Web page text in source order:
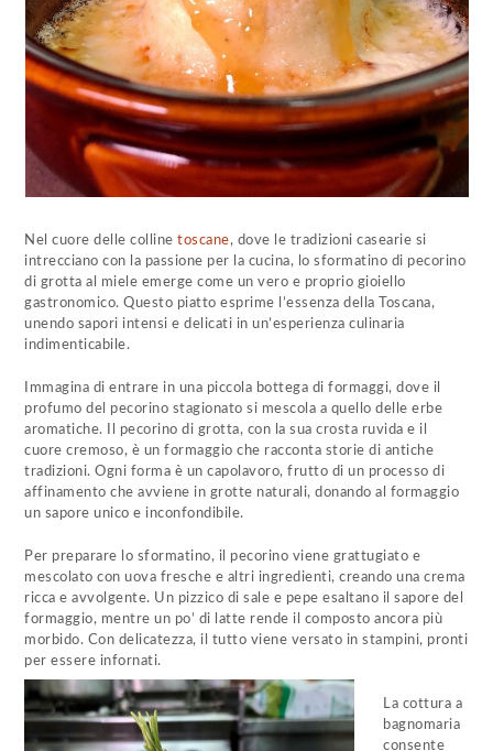
Nel cuore delle collinetoscane, dove le tradizioni casearie si
intrecciano con la passione per la cucina, lo sformatino di pecorino
di grotta al miele emerge come un vero e proprio gioiello
gastronomico. Questo piatto esprime l’essenza della Toscana,
unendo sapori intensi e delicati in un’esperienza culinaria
indimenticabile.
Immagina di entrare in una piccola bottega di formaggi, dove il
profumo del pecorino stagionato si mescola a quello delle erbe
aromatiche. Il pecorino di grotta, con la sua crosta ruvida e il
cuore cremoso, è un formaggio che racconta storie di antiche
tradizioni. Ogni forma è un capolavoro, frutto di un processo di
affinamento che avviene in grotte naturali, donando al formaggio
un sapore unico e inconfondibile.
Per preparare lo sformatino, il pecorino viene grattugiato e
mescolato con uova fresche e altri ingredienti, creando una crema
ricca e avvolgente. Un pizzico di sale e pepe esaltano il sapore del
formaggio, mentre un po’ di latte rende il composto ancora più
morbido. Con delicatezza, il tutto viene versato in stampini, pronti
per essere infornati.
La cottura a
bagnomaria
consente